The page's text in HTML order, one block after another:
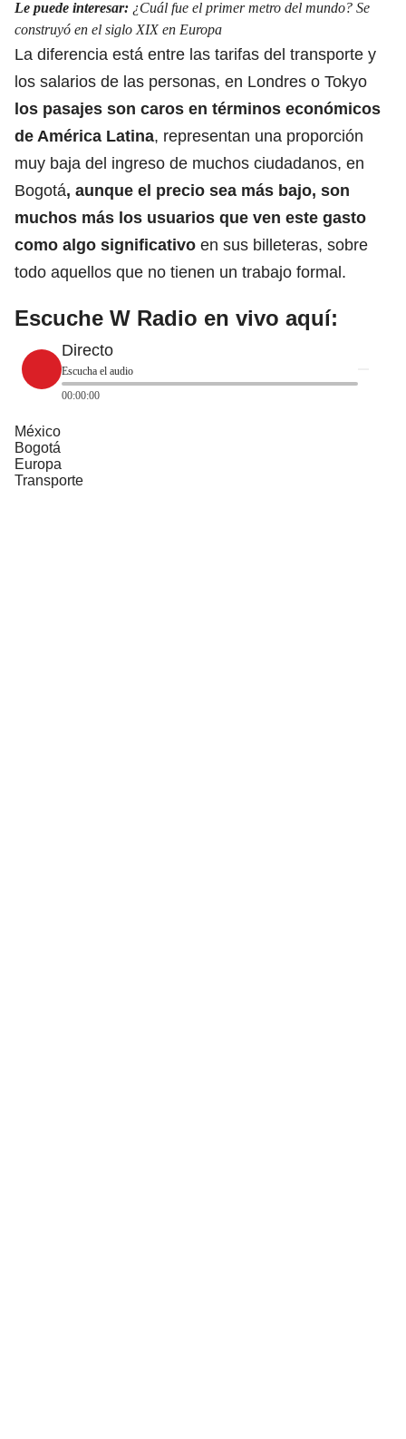
Le puede interesar: ¿Cuál fue el primer metro del mundo? Se
construyó en el siglo XIX en Europa
La diferencia está entre las tarifas del transporte y
los salarios de las personas, en Londres o Tokyo
los pasajes son caros en términos económicos
de América Latina, representan una proporción
muy baja del ingreso de muchos ciudadanos, en
Bogotá, aunque el precio sea más bajo, son
muchos más los usuarios que ven este gasto
como algo significativo en sus billeteras, sobre
todo aquellos que no tienen un trabajo formal.
Escuche W Radio en vivo aquí:
Directo
Escucha el audio
00:00:00
México
Bogotá
Europa
Transporte